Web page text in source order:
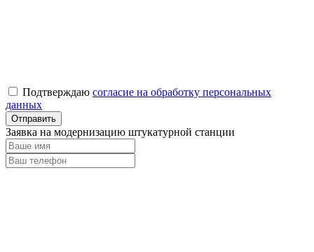
Подтверждаю согласие на обработку персональных
данных
Заявка на модернизацию штукатурной станции